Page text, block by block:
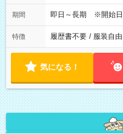
期間 即日～長期 ※開始日
特徴 履歴書不要 / 服装自由
気になる！